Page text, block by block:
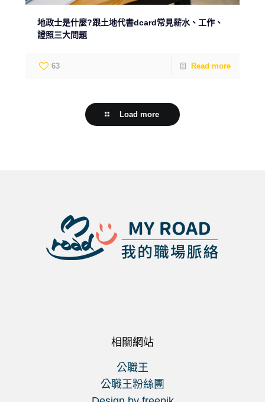
地政士是什麼?跟土地代書dcard常見薪水、工作、
證照三大問題
63 Read more
Load more
相關網站
公職王
公職王粉絲團